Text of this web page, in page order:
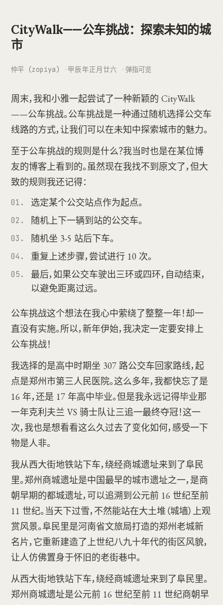
CityWalk——公车挑战：探索未知的城
市
仲平 (zopiya) 甲辰年正月廿六 弹指可览
周末，我和小雅一起尝试了一种新颖的 CityWalk
——公车挑战。公车挑战是一种通过随机选择公交车
线路的方式，让我们可以在未知中探索城市的魅力。
至于公车挑战的规则是什么？我当时也是在某位博
友的博客上看到的。虽然现在我找不到原文了，但大
致的规则我还记得：
选定某个公交站点作为起点。
随机上下一辆到站的公交车。
随机坐 3-5 站后下车。
重复上述步骤，尝试进行 10 次。
最后，如果公交车驶出三环或四环，自动结束，
以避免距离过远。
公车挑战这个想法在我心中萦绕了整整一年！却一
直没有实施。所以，新年伊始，我决定一定要安排上
公车挑战！
我选择的是高中时期坐 307 路公交车回家路线，起
点是郑州市第三人民医院。这么多年，我都快忘了是
16 年，还是 17 年高中毕业。但是我永远记得毕业那
一年克利夫兰 VS 骑士队让三追一最终夺冠！这一
次，我也是想看看这么久过去了变化如何，感受一下
物是人非。
我从西大街地铁站下车，绕经商城遗址来到了阜民
里。郑州商城遗址是中国最早的城市遗址之一，是商
朝早期的都城遗址，可以追溯到公元前 16 世纪至前
11 世纪。当天下过雪，不然能站在大土堆（城墙）上观
赏风景。阜民里是河南省文旅局打造的郑州老城新
名片，它重新建造了上世纪八九十年代的街区风貌，
让人仿佛置身于怀旧的老街巷中。
从西大街地铁站下车，绕经商城遗址来到了阜民里。
郑州商城遗址是公元前 16 世纪至前 11 世纪商朝早